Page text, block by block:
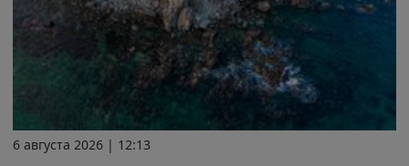
6 августа 2026 | 12:13